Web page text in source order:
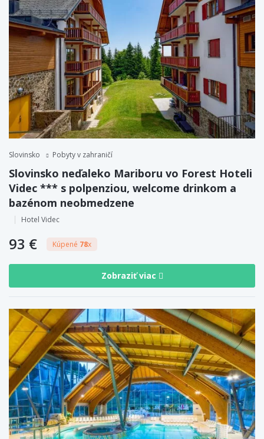
Slovinsko Pobyty v zahraničí
Slovinsko neďaleko Mariboru vo Forest Hoteli
Videc *** s polpenziou, welcome drinkom a
bazénom neobmedzene
Hotel Videc
93 € Kúpené 78x
Zobraziť viac